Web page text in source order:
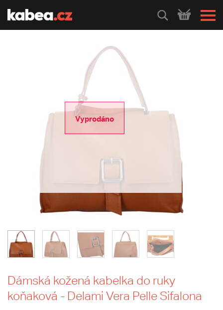
HLEDEJ
Vyprodáno
Dámská kožená kabelka do ruky
koňaková - Delami Vera Pelle Sifalona